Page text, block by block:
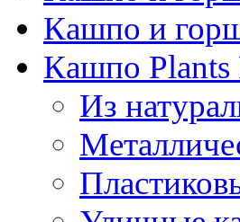
Кашпо и
Кашпо Plants
Из